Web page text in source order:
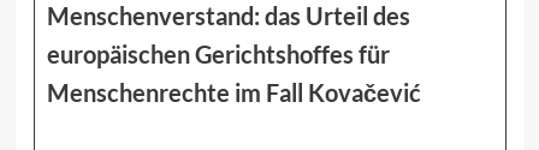
Menschenverstand: das Urteil des
europäischen Gerichtshoffes für
Menschenrechte im Fall Kovačević